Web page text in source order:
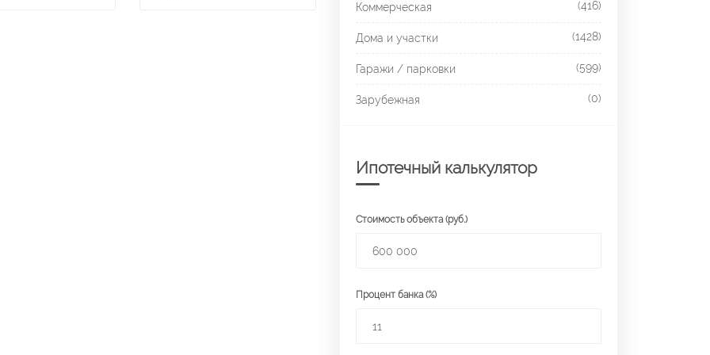
Коммерческая (416)
Дома и участки (1428)
Гаражи / парковки (599)
Зарубежная (0)
Ипотечный калькулятор
Стоимость объекта (руб.)
Процент банка (%)